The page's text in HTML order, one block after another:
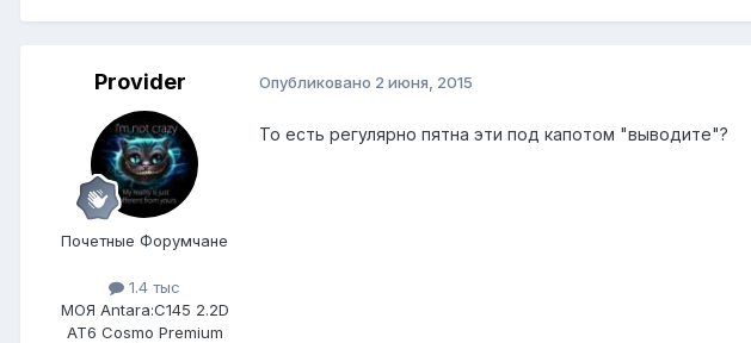
Provider
Почетные Форумчане
1.4 тыс
МОЯ Antara:C145 2.2D
AT6 Cosmo Premium
Опубликовано 2 июня, 2015
То есть регулярно пятна эти под капотом "выводите"?